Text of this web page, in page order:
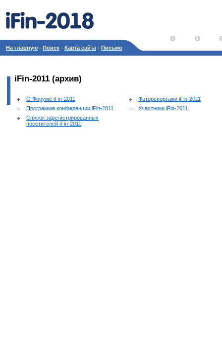
На главную - Поиск - Карта сайта - Письмо
iFin-2011 (архив)
О Форуме iFin-2011
Фоторепортажи iFin-2011
Программа конференции iFin-2011
Участники iFin-2011
Список зарегистрированных
посетителей iFin-2011